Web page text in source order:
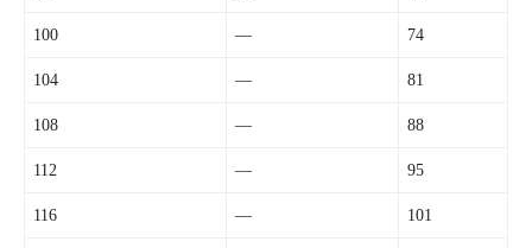
100 — 74
104 — 81
108 — 88
112 — 95
116 — 101